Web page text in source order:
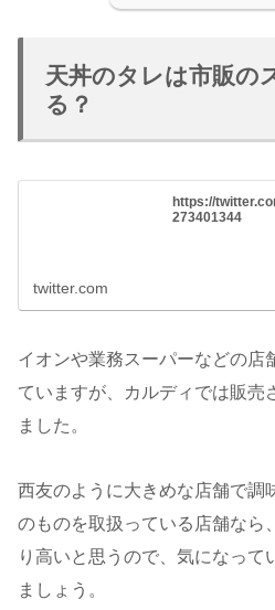
天丼のタレは市販の
る？
https://
273401344
twitter.com
イオンや業務スーパーなどの店
ていますが、カルディでは販売
ました。
西友のように大きめな店舗で調
のものを取扱っている店舗なら
り高いと思うので、気になって
ましょう。